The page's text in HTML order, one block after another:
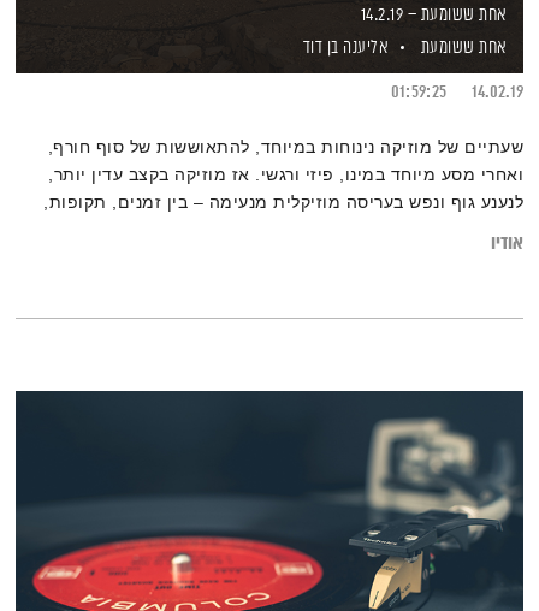
אחת ששומעת – 14.2.19
אחת ששומעת
אליענה בן דוד
14.02.19
01:59:25
שעתיים של מוזיקה נינוחות במיוחד, להתאוששות של סוף חורף,
ואחרי מסע מיוחד במינו, פיזי ורגשי. אז מוזיקה בקצב עדין יותר,
לנענע גוף ונפש בעריסה מוזיקלית מנעימה – בין זמנים, תקופות,
אודיו